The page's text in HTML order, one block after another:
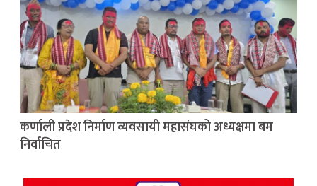
कर्णाली प्रदेश निर्माण व्यवसायी महासंघको अध्यक्षमा बम
निर्वाचित